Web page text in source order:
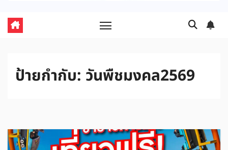
ป้ายกำกับ: วันพืชมงคล2569